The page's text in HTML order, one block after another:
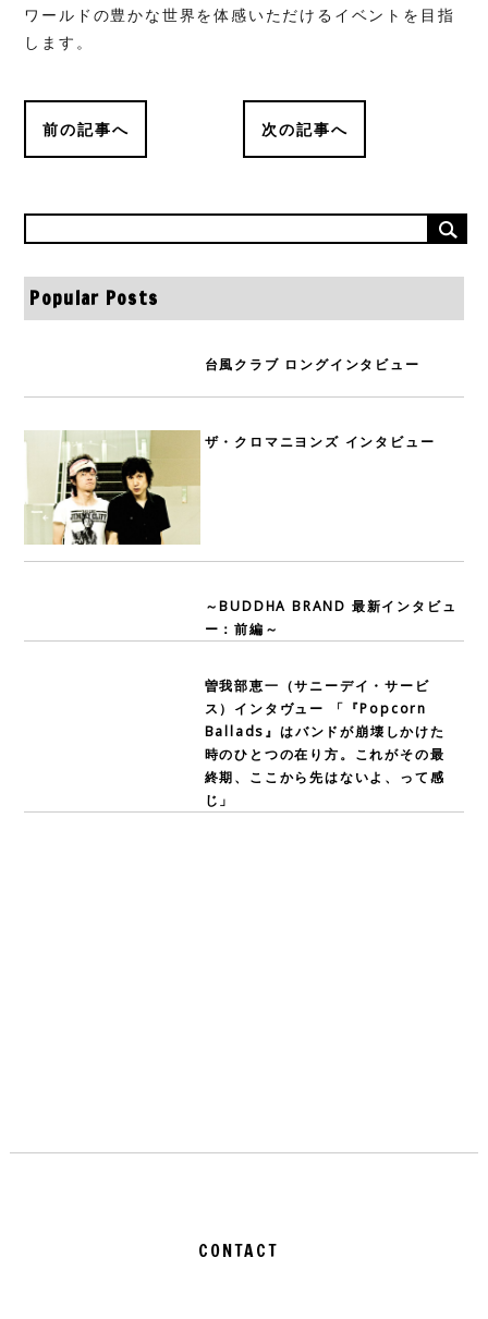
ワールドの豊かな世界を体感いただけるイベントを目指
します。
前の記事へ 次の記事へ
Popular Posts
台風クラブ ロングインタビュー
ザ・クロマニヨンズ インタビュー
～BUDDHA BRAND 最新インタビュ
ー：前編～
曽我部恵一（サニーデイ・サービ
ス）インタヴュー 「『Popcorn
Ballads』はバンドが崩壊しかけた
時のひとつの在り方。これがその最
終期、ここから先はないよ、って感
じ」
CONTACT